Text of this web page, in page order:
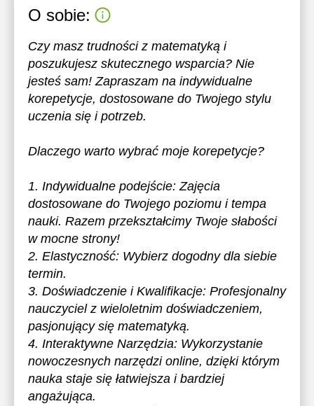
O sobie:
Czy masz trudności z matematyką i
poszukujesz skutecznego wsparcia? Nie
jesteś sam! Zapraszam na indywidualne
korepetycje, dostosowane do Twojego stylu
uczenia się i potrzeb.
Dlaczego warto wybrać moje korepetycje?
1. Indywidualne podejście: Zajęcia
dostosowane do Twojego poziomu i tempa
nauki. Razem przekształcimy Twoje słabości
w mocne strony!
2. Elastyczność: Wybierz dogodny dla siebie
termin.
3. Doświadczenie i Kwalifikacje: Profesjonalny
nauczyciel z wieloletnim doświadczeniem,
pasjonujący się matematyką.
4. Interaktywne Narzędzia: Wykorzystanie
nowoczesnych narzędzi online, dzięki którym
nauka staje się łatwiejsza i bardziej
angażująca.